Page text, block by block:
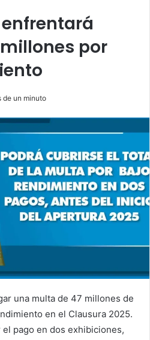
por
de un minuto
una multa de 47 millones de
en el Clausura 2025.
pago en dos exhibiciones,